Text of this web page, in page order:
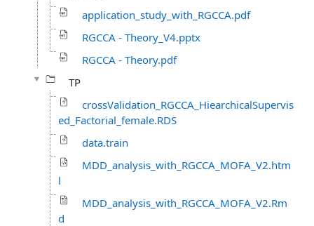
application_study_with_RGCCA.pdf
RGCCA - Theory_V4.pptx
RGCCA - Theory.pdf
TP
crossValidation_RGCCA_HiearchicalSupervis
ed_Factorial_female.RDS
data.train
MDD_analysis_with_RGCCA_MOFA_V2.htm
l
MDD_analysis_with_RGCCA_MOFA_V2.Rm
d